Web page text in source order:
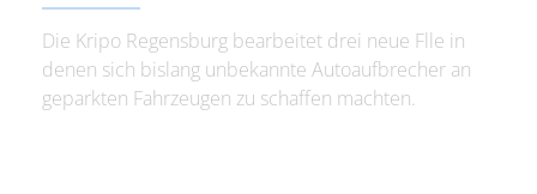
Die Kripo Regensburg bearbeitet drei neue Flle in
denen sich bislang unbekannte Autoaufbrecher an
geparkten Fahrzeugen zu schaffen machten.